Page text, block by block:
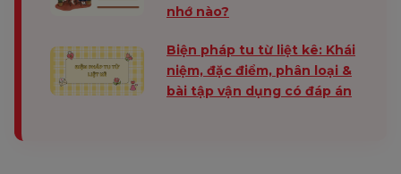
nhớ nào?
Biện pháp tu từ liệt kê: Khái
niệm, đặc điểm, phân loại &
bài tập vận dụng có đáp án